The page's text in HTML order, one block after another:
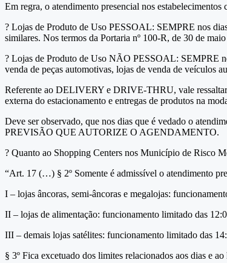
Em regra, o atendimento presencial nos
? Lojas de Produto de Uso PESSOAL: SEMPRE nos
similares. Nos termos da Portaria nº 100-R, de 30 de
? Lojas de Produto de Uso NÃO PESSOAL: SEMPRE
venda de peças automotivas, lojas de venda de veículos
Referente ao DELIVERY e DRIVE-THRU, vale ressaltar
externa do estacionamento e entregas de produtos na
Deve ser observado, que nos dias que é vedado o
PREVISÃO QUE AUTORIZE O AGENDAMENTO.
? Quanto ao Shopping Centers nos Município de Risco
“Art. 17 (…) § 2º Somente é admissível o atendimento
I – lojas âncoras, semi-âncoras e megalojas:
II – lojas de alimentação: funcionamento limitado das
III – demais lojas satélites: funcionamento limitado das
§ 3º Fica excetuado dos limites relacionados aos dias e